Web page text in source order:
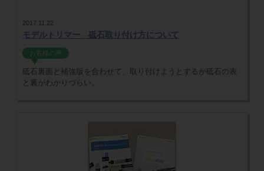
2017.11.22
モデルトリマー 砥石取り付け方について
お客様の声
砥石裏面と補強版を合わせて、取り付けようとするが砥石の表
と裏がわかりづらい。